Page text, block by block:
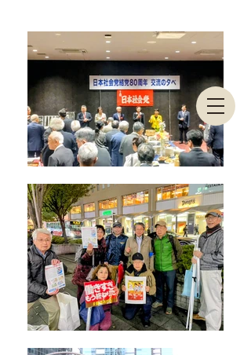
東京都連合